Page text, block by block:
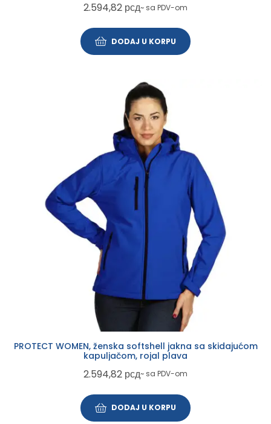
2.594,82 рсд~ sa PDV-om
DODAJ U KORPU
PROTECT WOMEN, ženska softshell jakna sa skidajućom
kapuljačom, rojal plava
2.594,82 рсд~ sa PDV-om
DODAJ U KORPU